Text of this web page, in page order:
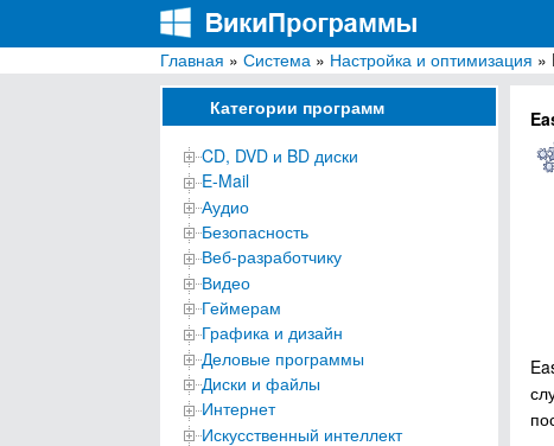
ВикиПрограммы
Энциклопедия бесплатных компьютерных
Главная » Система » Настройка и оптимизация »
Категории программ
CD, DVD и BD диски
E-Mail
Аудио
Безопасность
Веб-разработчику
Видео
Геймерам
Графика и дизайн
Деловые программы
Диски и файлы
Интернет
Искусственный интеллект